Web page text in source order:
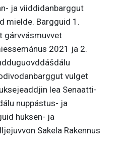
ja viiddidanbarggut
mielde. Bargguid 1.
gárvvásmuvvet
2021 ja 2.
vulget
lea Senaatti-
nuppástus- ja
huksen- ja
Sakela Rakennus